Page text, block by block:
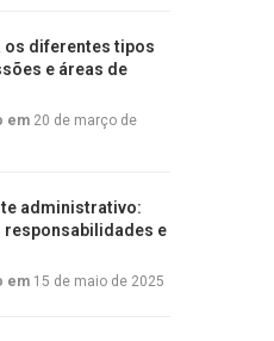
os diferentes tipos
e áreas de
em 20 de março de
administrativo:
responsabilidades e
em 15 de maio de 2025